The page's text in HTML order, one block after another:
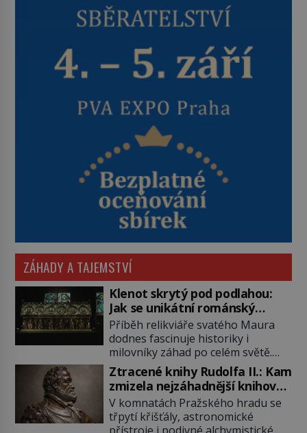
ZÁHADY A TAJEMSTVÍ
Klenot skrytý pod podlahou:
Jak se unikátní románský
poklad dostal do zapadlého
Bečova?
Příběh relikviáře svatého Maura
dodnes fascinuje historiky i
milovníky záhad po celém světě.
Tato románská zlatnická památka
ze 13. století je po českých
korunovačních klenotech druhým
nejcennějším movitým majetkem v
České republice. Přestože byl
Ztracené knihy Rudolfa II.: Kam
zmizela nejzáhadnější knihovna
Evropy?
V komnatách Pražského hradu se
třpytí křišťály, astronomické